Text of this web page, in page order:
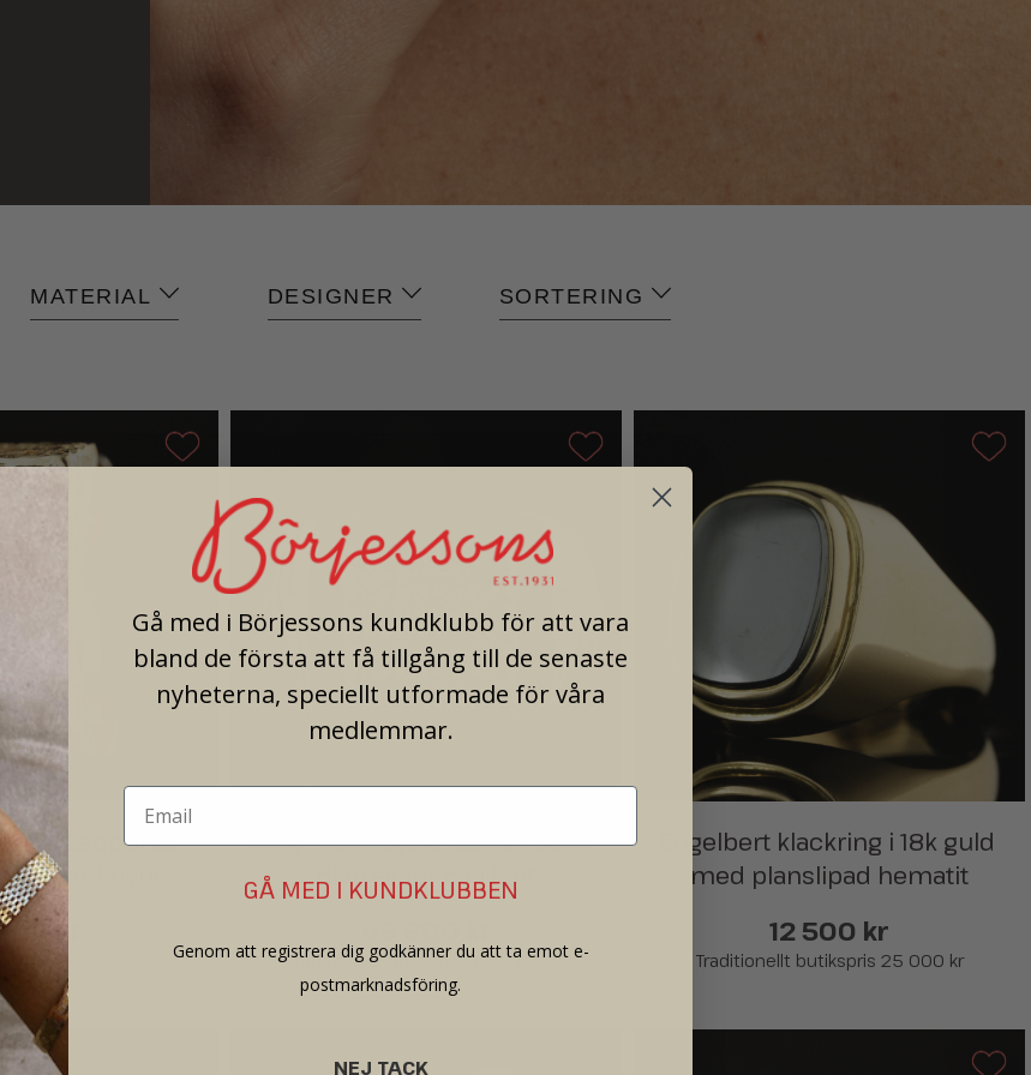
MATERIAL DESIGNER SORTERING
för Lapponia,
med pyrit
kr
Ring i 18k vitguld, safirer samt
diamanter ca 1,12ct
Traditionellt butikspris 100 000 kr
Engelbert klackring i 18k guld
med planslipad hematit
12 500 kr
Traditionellt butikspris 25 000 kr
Gå med i Börjessons kundklubb för att vara
bland de första att få tillgång till de senaste
nyheterna, speciellt utformade för våra
medlemmar.
GÅ MED I KUNDKLUBBEN
Genom att registrera dig godkänner du att ta emot e-
postmarknadsföring.
NEJ TACK